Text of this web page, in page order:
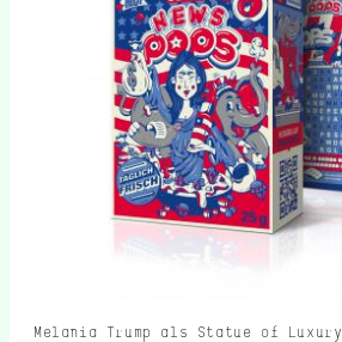
Melania Trump als Statue of Luxury